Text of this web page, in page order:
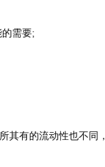
需要;
其有的流动性也不同，